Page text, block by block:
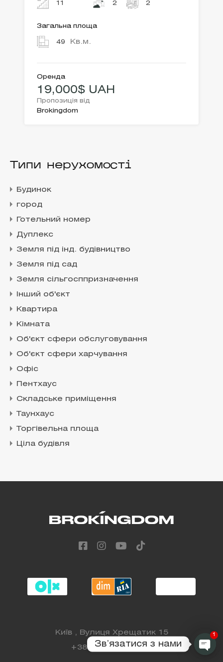
11 2 2
Загальна площа
49 Кв.м.
Оренда
19,000$ UAH
Пропозиція від
Brokingdom
Типи нерухомості
Будинок
город
Готельний номер
Дуплекс
Земля під інд. будівництво
Земля під сад
Земля сільгосппризначення
Інший об'єкт
Квартира
Кімната
Об'єкт сфери обслуговування
Об'єкт сфери харчування
Офіс
Пентхаус
Складське приміщення
Таунхаус
Торгівельна площа
Ціла будівля
Київ , Вулиця Хрещатик 15
+38 (068) 808 88 98
Звʼязатися з нами
1